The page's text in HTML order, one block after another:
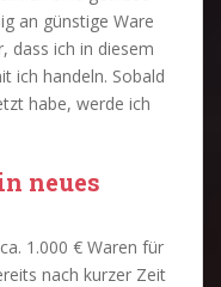
an günstige Ware
dass ich in diesem
ich handeln. Sobald
habe, werde ich
neues
1.000 € Waren für
nach kurzer Zeit